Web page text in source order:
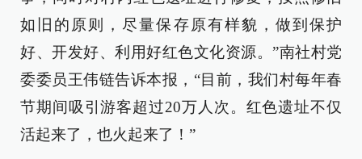
如旧的原则，尽量保存原有样貌，做到保护
好、开发好、利用好红色文化资源。”南社村党
委委员王伟链告诉本报，“目前，我们村每年春
节期间吸引游客超过20万人次。红色遗址不仅
活起来了，也火起来了！”